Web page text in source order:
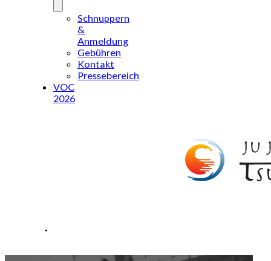
Schnuppern
&
Anmeldung
Gebühren
Kontakt
Pressebereich
VOC
2026